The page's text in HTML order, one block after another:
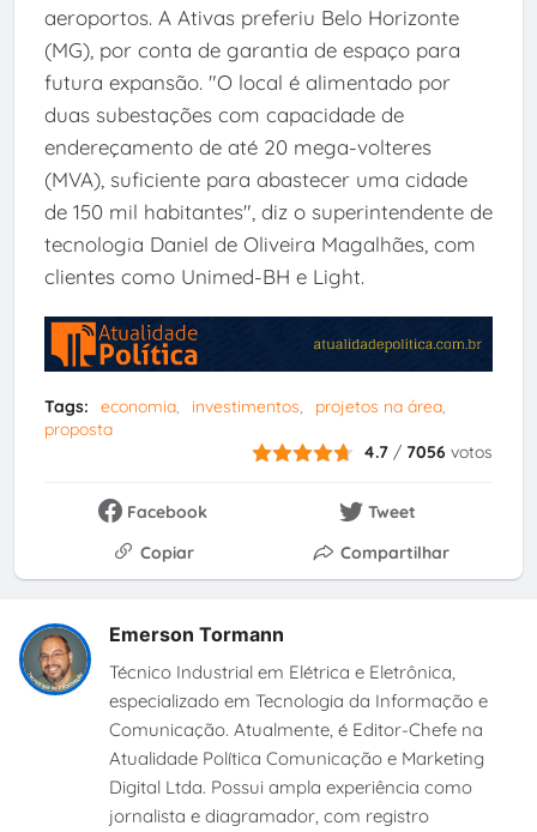
aeroportos. A Ativas preferiu Belo Horizonte
(MG), por conta de garantia de espaço para
futura expansão. "O local é alimentado por
duas subestações com capacidade de
endereçamento de até 20 mega-volteres
(MVA), suficiente para abastecer uma cidade
de 150 mil habitantes", diz o superintendente de
tecnologia Daniel de Oliveira Magalhães, com
clientes como Unimed-BH e Light.
Tags: economia investimentos
projetos na área
proposta
4.7 / 7056 votos
Facebook
Tweet
Copiar
Compartilhar
Emerson Tormann
Técnico Industrial em Elétrica e Eletrônica,
especializado em Tecnologia da Informação e
Comunicação. Atualmente, é Editor-Chefe na
Atualidade Política Comunicação e Marketing
Digital Ltda. Possui ampla experiência como
jornalista e diagramador, com registro